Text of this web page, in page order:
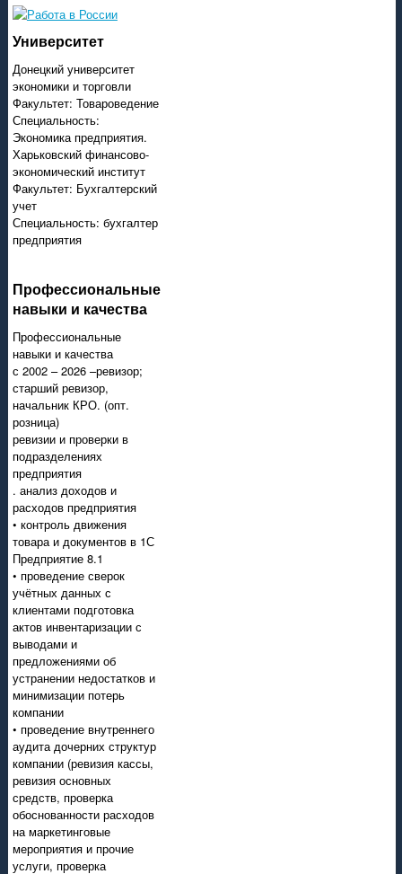
Университет
Донецкий университет
экономики и торговли
Факультет: Товароведение
Специальность:
Экономика предприятия.
Харьковский финансово-
экономический институт
Факультет: Бухгалтерский
учет
Специальность: бухгалтер
предприятия
Профессиональные
навыки и качества
Профессиональные
навыки и качества
с 2002 – 2026 –ревизор;
старший ревизор,
начальник КРО. (опт.
розница)
ревизии и проверки в
подразделениях
предприятия
. анализ доходов и
расходов предприятия
• контроль движения
товара и документов в 1С
Предприятие 8.1
• проведение сверок
учётных данных с
клиентами подготовка
актов инвентаризации с
выводами и
предложениями об
устранении недостатков и
минимизации потерь
компании
• проведение внутреннего
аудита дочерних структур
компании (ревизия кассы,
ревизия основных
средств, проверка
обоснованности расходов
на маркетинговые
мероприятия и прочие
услуги, проверка